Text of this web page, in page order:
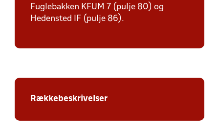
Fuglebakken KFUM 7 (pulje 80) og
Hedensted IF (pulje 86).
Rækkebeskrivelser